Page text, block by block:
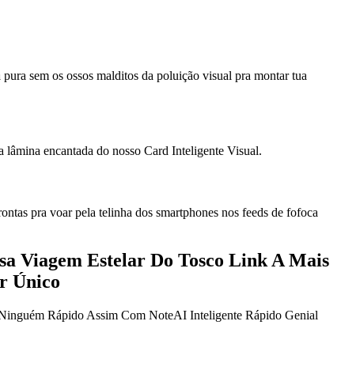
sem os ossos malditos da poluição visual pra montar tua
lâmina encantada do nosso Card Inteligente Visual.
pra voar pela telinha dos smartphones nos feeds de fofoca
Viagem Estelar Do Tosco Link A Mais
Único
Rápido Assim Com NoteAI Inteligente Rápido Genial